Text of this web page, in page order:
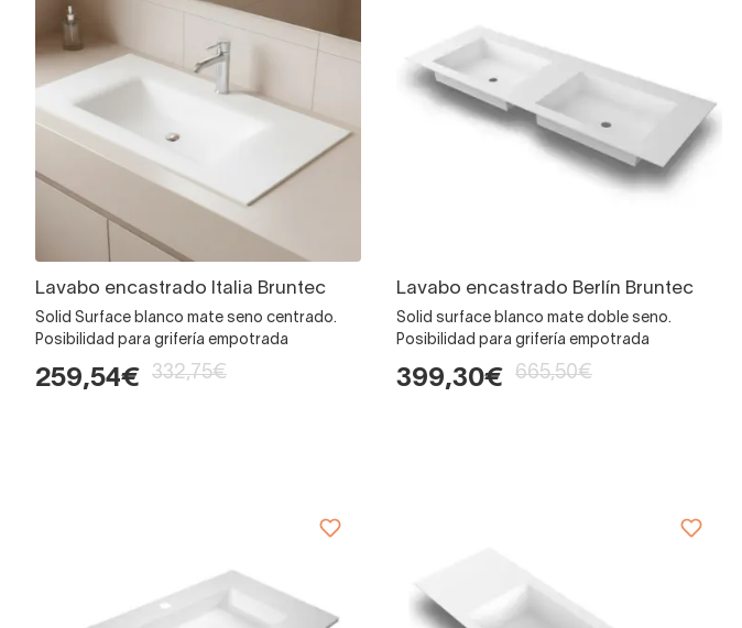
Lavabo encastrado Italia Bruntec
Solid Surface blanco mate seno centrado.
Posibilidad para grifería empotrada
259,54€ 332,75€
Lavabo encastrado Berlín Bruntec
Solid surface blanco mate doble seno.
Posibilidad para grifería empotrada
399,30€ 665,50€